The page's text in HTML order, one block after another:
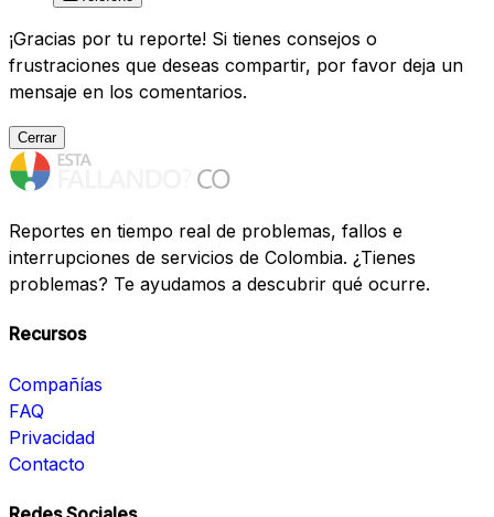
¡Gracias por tu reporte! Si tienes consejos o
frustraciones que deseas compartir, por favor deja un
mensaje en los comentarios.
Cerrar
Reportes en tiempo real de problemas, fallos e
interrupciones de servicios de Colombia. ¿Tienes
problemas? Te ayudamos a descubrir qué ocurre.
Recursos
Compañías
FAQ
Privacidad
Contacto